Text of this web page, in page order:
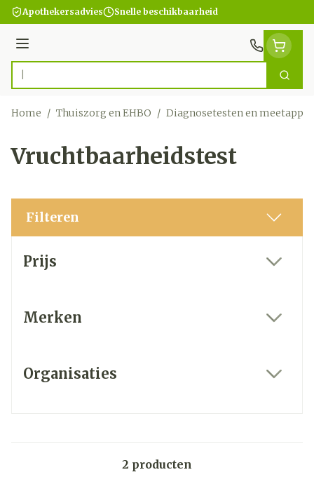
Ga naar de inhoud
Apothekersadvies Snelle beschikbaarheid
Menu
Product, merk, categorie... Zoek
Home / Thuiszorg en EHBO / Diagnosetesten en
Vruchtbaarheidstest
Filteren
Prijs
Merken
Organisaties
2 producten